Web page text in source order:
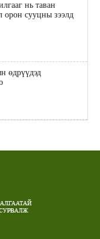
нь таван
орон сууцны зээлд
өдрүүдэд